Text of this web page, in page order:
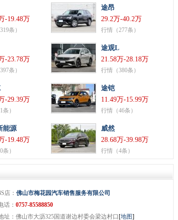
-19.48万
条）
途昂
29.2万-40.2万
行情（277条）
-23.78万
条）
途观L
21.58万-28.18万
行情（380条）
-29.39万
）
途铠
11.49万-15.99万
行情（46条）
能源
-19.48万
）
威然
28.68万-39.98万
行情（4条）
店： 佛山市梅花园汽车销售服务有限公司
话： 0757-85588850
址：佛山市大沥325国道谢边村委会梁边村口 [地图]